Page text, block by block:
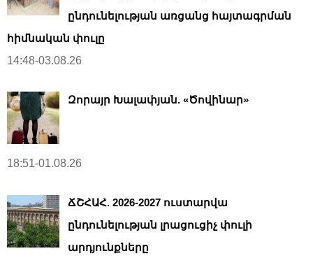
ընդունելության առցանց հայտագրման
հիմնական փուլը
14:48-03.08.26
Զորայր Խալափյան. «Ծովինար»
18:51-01.08.26
ՃՇՀԱՀ. 2026-2027 ուստարվա
ընդունելության լրացուցիչ փուլի
արդյունքները